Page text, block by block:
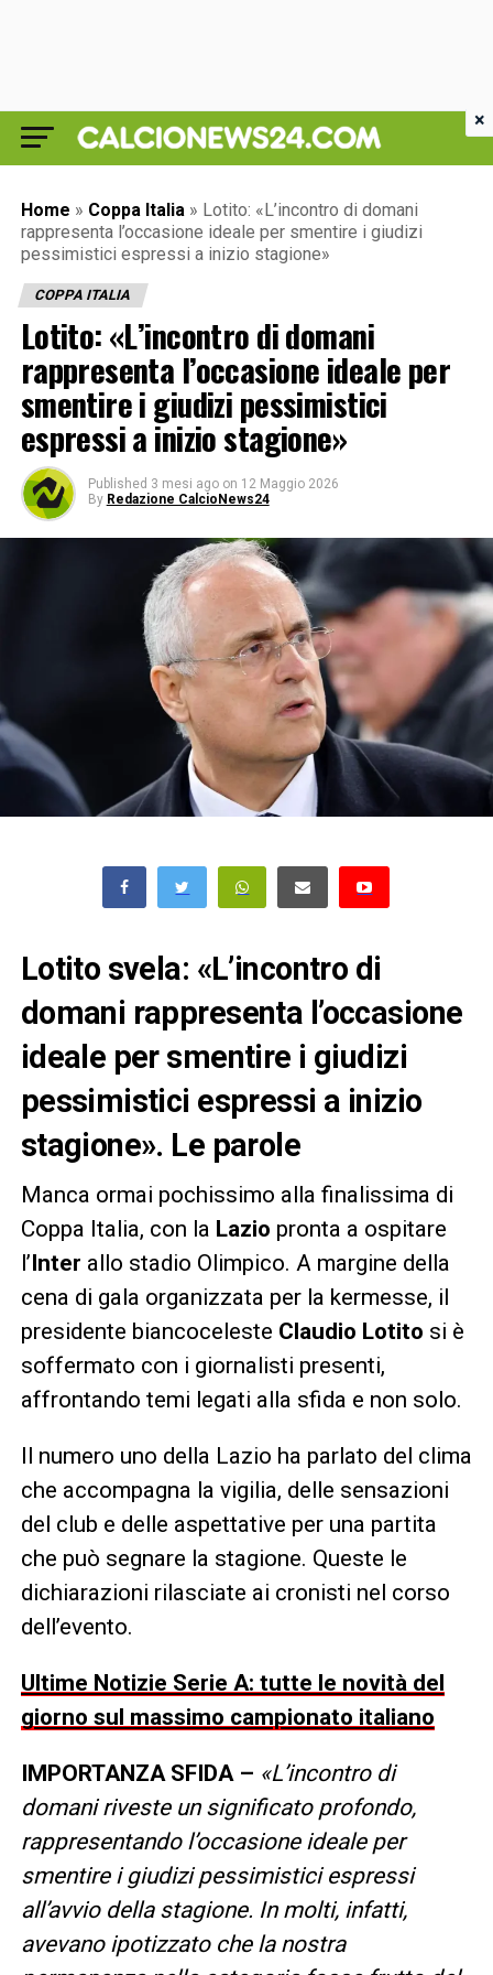
Home » Coppa Italia » Lotito: «L’incontro di domani
rappresenta l’occasione ideale per smentire i giudizi
pessimistici espressi a inizio stagione»
COPPA ITALIA
Lotito: «L’incontro di domani
rappresenta l’occasione ideale per
smentire i giudizi pessimistici
espressi a inizio stagione»
Published 3 mesi ago on 12 Maggio 2026
By Redazione CalcioNews24
Lotito svela: «L’incontro di
domani rappresenta l’occasione
ideale per smentire i giudizi
pessimistici espressi a inizio
stagione». Le parole
Manca ormai pochissimo alla finalissima di
Coppa Italia, con la Lazio pronta a ospitare
l’Inter allo stadio Olimpico. A margine della
cena di gala organizzata per la kermesse, il
presidente biancoceleste Claudio Lotito si è
soffermato con i giornalisti presenti,
affrontando temi legati alla sfida e non solo.
Il numero uno della Lazio ha parlato del clima
che accompagna la vigilia, delle sensazioni
del club e delle aspettative per una partita
che può segnare la stagione. Queste le
dichiarazioni rilasciate ai cronisti nel corso
dell’evento.
Ultime Notizie Serie A: tutte le novità del
giorno sul massimo campionato italiano
IMPORTANZA SFIDA – «L’incontro di
domani riveste un significato profondo,
rappresentando l’occasione ideale per
smentire i giudizi pessimistici espressi
all’avvio della stagione. In molti, infatti,
avevano ipotizzato che la nostra
×